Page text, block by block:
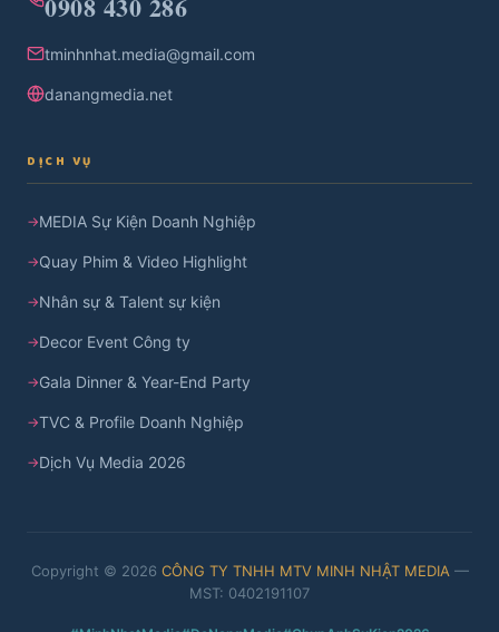
0908 430 286
tminhnhat.media@gmail.com
danangmedia.net
DỊCH VỤ
MEDIA Sự Kiện Doanh Nghiệp
Quay Phim & Video Highlight
Nhân sự & Talent sự kiện
Decor Event Công ty
Gala Dinner & Year-End Party
TVC & Profile Doanh Nghiệp
Dịch Vụ Media 2026
Copyright © 2026 CÔNG TY TNHH MTV MINH NHẬT MEDIA—
MST: 0402191107